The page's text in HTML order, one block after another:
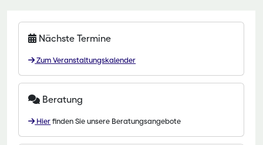
Nächste Termine
Zum Veranstaltungskalender
Beratung
Hier finden Sie unsere Beratungsangebote